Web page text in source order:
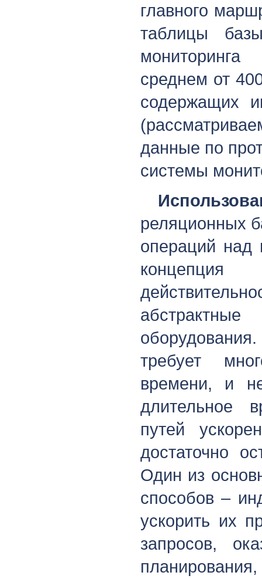
главного
таблицы
среднем от
содержащих
данные по
системы
реляционных
операций над
требует
времени, и
длительное
путей
достаточно
Один из
способов –
ускорить их
запросов,